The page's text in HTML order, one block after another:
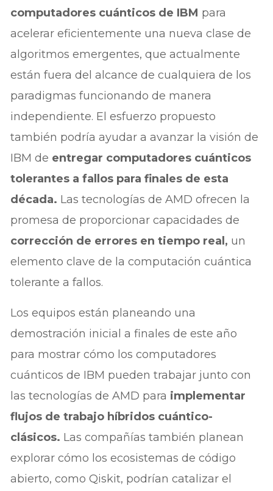
computadores cuánticos de IBM para
acelerar eficientemente una nueva clase de
algoritmos emergentes, que actualmente
están fuera del alcance de cualquiera de los
paradigmas funcionando de manera
independiente. El esfuerzo propuesto
también podría ayudar a avanzar la visión de
IBM de entregar computadores cuánticos
tolerantes a fallos para finales de esta
década. Las tecnologías de AMD ofrecen la
promesa de proporcionar capacidades de
corrección de errores en tiempo real, un
elemento clave de la computación cuántica
tolerante a fallos.
Los equipos están planeando una
demostración inicial a finales de este año
para mostrar cómo los computadores
cuánticos de IBM pueden trabajar junto con
las tecnologías de AMD para implementar
flujos de trabajo híbridos cuántico-
clásicos. Las compañías también planean
explorar cómo los ecosistemas de código
abierto, como Qiskit, podrían catalizar el